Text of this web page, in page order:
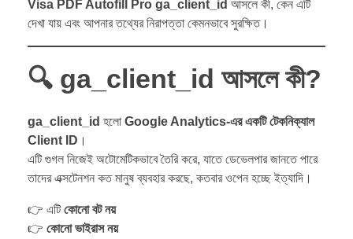
Visa PDF Autofill Pro ga_client_id আসলে কী, কেন এটি
দেখা যায় এবং আপনার তথ্যের নিরাপত্তা কেমনভাবে সুরক্ষিত।
🔍 ga_client_id আসলে কী?
ga_client_id হলো Google Analytics-এর একটি টেকনিক্যাল
Client ID ।
এটি গুগল নিজেই অটোমেটিকভাবে তৈরি করে, যাতে ডেভেলপার জানতে পারে
তাদের এক্সটেনশন কত মানুষ ব্যবহার করছে, কতবার ওপেন হচ্ছে ইত্যাদি।
👉 এটিকোনো বট নয়
👉 কোনো ভাইরাস নয়